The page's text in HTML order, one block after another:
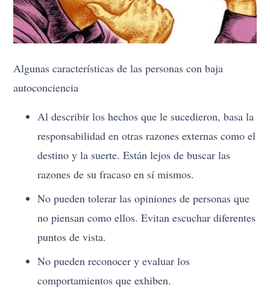
Algunas características de las personas con baja
autoconciencia
Al describir los hechos que le sucedieron, basa la
responsabilidad en otras razones externas como el
destino y la suerte. Están lejos de buscar las
razones de su fracaso en sí mismos.
No pueden tolerar las opiniones de personas que
no piensan como ellos. Evitan escuchar diferentes
puntos de vista.
No pueden reconocer y evaluar los
comportamientos que exhiben.